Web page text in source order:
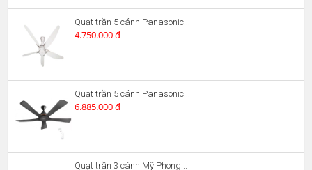
Quạt trần 5 cánh Panasonic...
4.750.000 đ
Quạt trần 5 cánh Panasonic...
6.885.000 đ
Quạt trần 3 cánh Mỹ Phong...